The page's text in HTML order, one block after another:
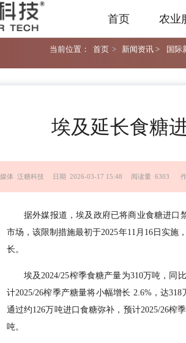
首页 农业
当前位置： 首页 > 新闻资讯 > 国际
埃及延长食糖
媒体 泛糖科技 日期 2026-03-17 15:48 阅读量 6303
据外媒报道，埃及政府已将商业食糖进口
市场，该限制措施最初于2025年11月16日实施
长。
埃及2024/25榨季食糖产量为310万吨 ，同
计2025/26榨季产糖量将小幅增长 2.6%，达318
通过约126万吨进口食糖弥补，预计2025/26榨
吨。